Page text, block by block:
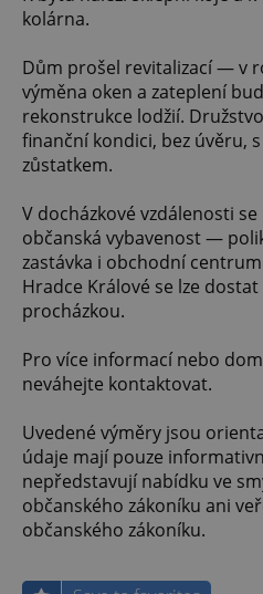
kolárna.
Dům prošel revitalizací — v
výměna oken a zateplení
rekonstrukce lodžií.
finanční kondici, bez úvěru,
zůstatkem.
V docházkové vzdálenosti
občanská vybavenost —
zastávka i obchodní
Hradce Králové se lze
procházkou.
Pro více informací nebo
neváhejte kontaktovat.
Uvedené výměry jsou
údaje mají pouze
nepředstavují nabídku ve
občanského zákoníku ani
občanského zákoníku.